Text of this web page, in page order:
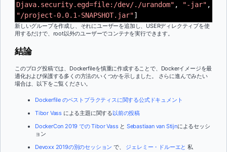
Djava.security.egd=file:/dev/./urandom" , "-jar" ,
"/project-0.0.1-SNAPSHOT.jar"]
新しいグループを作成し、それにユーザーを追加し、USERディレクティブを使
用するだけで、root以外のユーザーでコンテナを実行できます。
結論
このブログ投稿では、Dockerfileを慎重に作成することで、Dockerイメージを最
適化および保護する多くの方法のいくつかを示しました。 さらに進んでみたい
場合は、以下をご覧ください。
Dockerfile のベストプラクティスに関する公式ドキュメント
Tibor Vass による主題に関する以前の投稿
DockerCon 2019 での Tibor Vassと Sebastiaan van Stijnによるセッシ
ョン
Devoxx 2019の別のセッション で、 ジェレミー・ドルーエと 私